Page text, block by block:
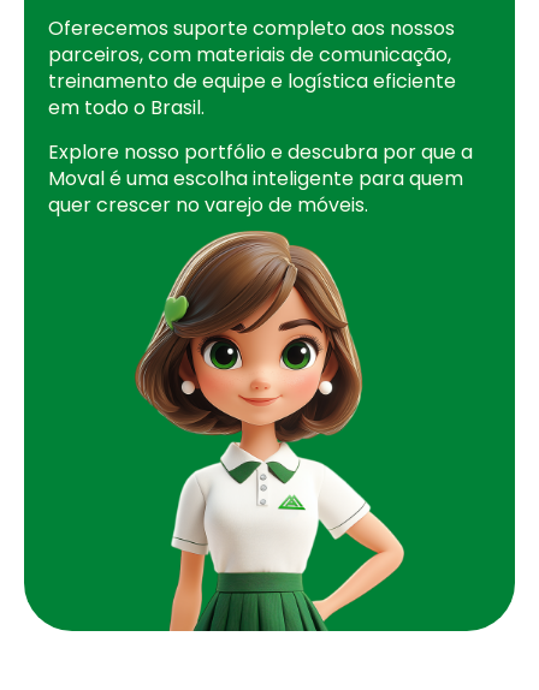
Oferecemos suporte completo aos nossos
parceiros, com materiais de comunicação,
treinamento de equipe e logística eficiente
em todo o Brasil.
Explore nosso portfólio e descubra por que a
Moval é uma escolha inteligente para quem
quer crescer no varejo de móveis.